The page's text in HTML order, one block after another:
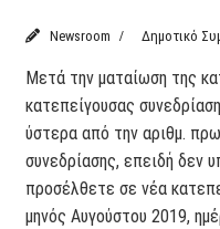
Newsroom Δημοτικό
Μετά την ματαίωση της
κατεπείγουσας
ύστερα από την αριθμ.
συνεδρίασης, επειδή δεν
προσέλθετε σε νέα
μηνός Αυγούστου 2019,